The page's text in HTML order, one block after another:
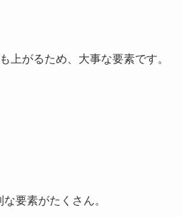
上がるため、大事な要素です。
要素がたくさん。